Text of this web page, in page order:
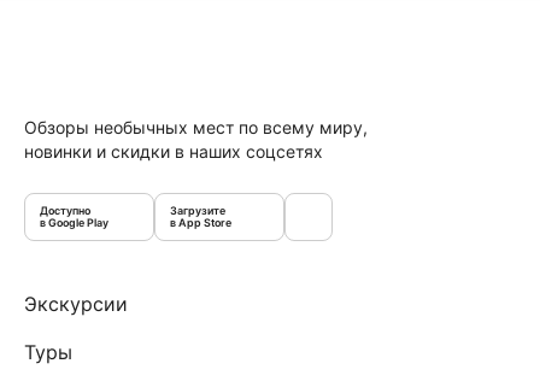
Обзоры необычных мест по всему миру,
новинки и скидки в наших соцсетях
Доступно
в Google Play
Загрузите
в App Store
Экскурсии
Туры